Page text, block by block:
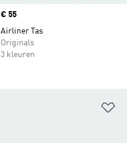
Price
€ 55
Airliner Tas
Originals
3 kleuren